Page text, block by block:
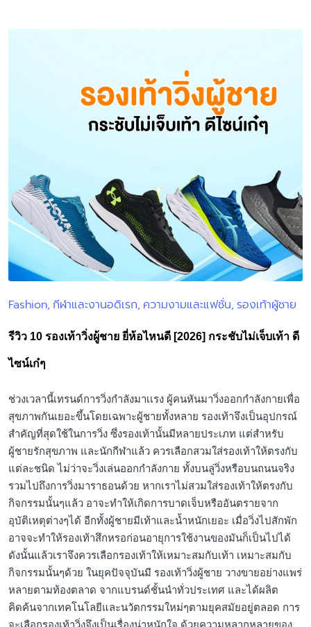
Posted
Fashion กีฬาและงานอดิเรก ความงามและแฟชั่น รองเท้าผู้ชาย
รีวิว 10 รองเท้าวิ่งผู้ชาย ยี่ห้อไหนดี [2026] กระชับไม่เจ็บเท้า ดี
ไซน์เก๋ๆ
ช่วงเวลานี้เทรนด์การวิ่งกำลังมาเเรง ผู้คนหันมาวิ่งออกกำลังกายเพื่อ
สุขภาพกันเยอะขึ้นโดยเฉพาะผู้ชายทั้งหลาย รองเท้าจึงเป็นอุปกรณ์
สำคัญที่สุดใช้ในการวิ่ง ซึ่งรองเท้านั้นมีหลายประเภท แต่สำหรับ
ผู้ชายรักสุขภาพ และนักกีฬาแล้ว ควรเลือกสวมใส่รองเท้าให้ตรงกับ
แต่ละชนิด ไม่ว่าจะวิ่งเล่นออกกำลังกาย ทั้งบนลู่วิ่งหรือบนถนนจริง
รวมไปถึงการวิ่งมาราธอนด้วย หากเราไม่สวมใส่รองเท้าให้ตรงกับ
กิจกรรมนั้นๆแล้ว อาจะทำให้เกิดการบาดเจ็บหรืออันตรายจาก
อุบัติเหตุต่างๆได้ อีกทั้งผู้ชายมีเท้าและน้ำหนักเยอะ เมื่อวิ่งไปสักพัก
อาจจะทำให้รองเท้าสึกหรอก่อนอายุการใช้งานของมันก็เป็นไปได้
ดังนั้นแล้วเราจึงควรเลือกรองเท้าให้เหมาะสมกับเท้า เหมาะสมกับ
กิจกรรมนั้นๆด้วย ในยุคปัจจุบันมี รองเท้าวิ่งผู้ชาย วางขายอย่างแพร่
หลายตามท้องตลาด จากแบรนด์ชั้นนำทั่วประเทศ และได้ผลิต
คิดค้นจากเทคโนโลยีและนวัตกรรมใหม่ๆตามยุคสมัยอยู่ตลอด การ
จะเลือกรองเท้าวิ่งจึงเป็นเรื่องน่าหนักใจ ด้วยความหลากหลายของ